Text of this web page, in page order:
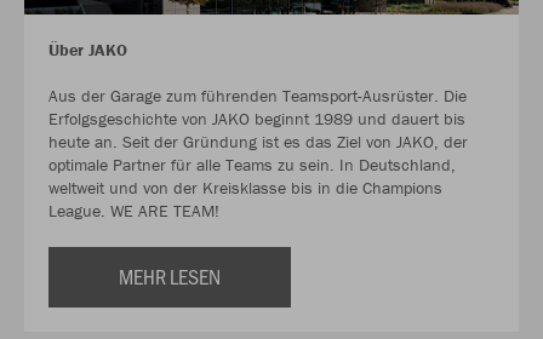
Über JAKO
Aus der Garage zum führenden Teamsport-Ausrüster. Die
Erfolgsgeschichte von JAKO beginnt 1989 und dauert bis
heute an. Seit der Gründung ist es das Ziel von JAKO, der
optimale Partner für alle Teams zu sein. In Deutschland,
weltweit und von der Kreisklasse bis in die Champions
League. WE ARE TEAM!
MEHR LESEN